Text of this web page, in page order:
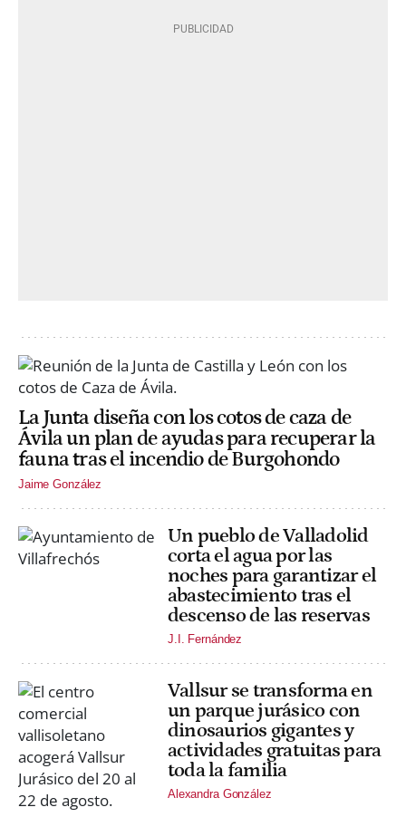
La Junta diseña con los cotos de caza de
Ávila un plan de ayudas para recuperar la
fauna tras el incendio de Burgohondo
Jaime González
Un pueblo de Valladolid
corta el agua por las
noches para garantizar el
abastecimiento tras el
descenso de las reservas
J.I. Fernández
Vallsur se transforma en
un parque jurásico con
dinosaurios gigantes y
actividades gratuitas para
toda la familia
Alexandra González